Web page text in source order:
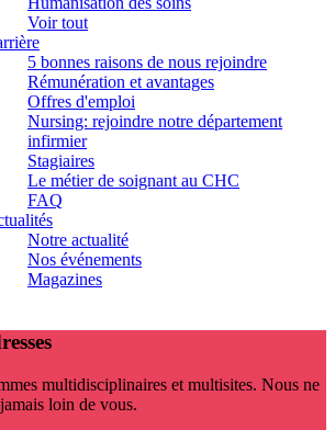
Voir tout
5 bonnes raisons de nous rejoindre
Rémunération et avantages
Offres d'emploi
Nursing: rejoindre notre département
infirmier
Stagiaires
Le métier de soignant au CHC
FAQ
Notre actualité
Nos événements
Magazines
multidisciplinaires et multisites. Nous ne
loin de vous.